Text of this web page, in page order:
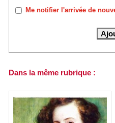
Me notifier l'arrivée de
Dans la même rubrique :